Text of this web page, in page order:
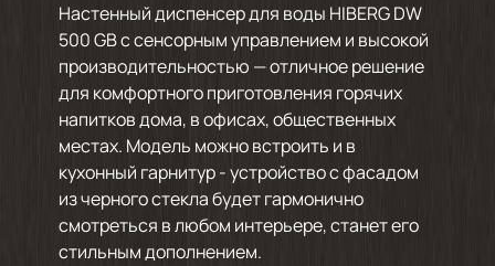
Настенный диспенсер для воды HIBERG DW
500 GB с сенсорным управлением и высокой
производительностью — отличное решение
для комфортного приготовления горячих
напитков дома, в офисах, общественных
местах. Модель можно встроить и в
кухонный гарнитур - устройство с фасадом
из черного стекла будет гармонично
смотреться в любом интерьере, станет его
стильным дополнением.